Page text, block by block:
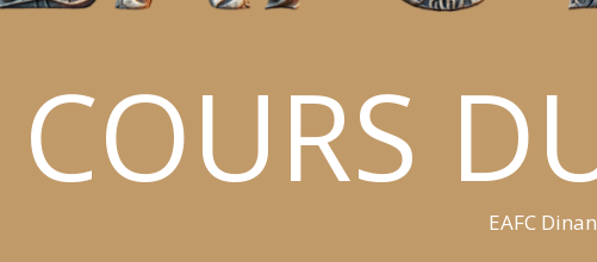
COURS
EAFC